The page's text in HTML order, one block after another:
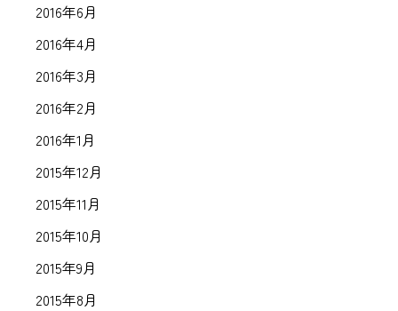
2016年6月
2016年4月
2016年3月
2016年2月
2016年1月
2015年12月
2015年11月
2015年10月
2015年9月
2015年8月